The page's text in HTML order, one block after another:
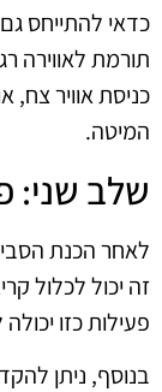
כדאי להתייחס
תורמת לאווירה
כניסת אוויר
המיטה.
שלב שני:
לאחר הכנת
זה יכול לכלול
פעילות כזו
בנוסף, ניתן